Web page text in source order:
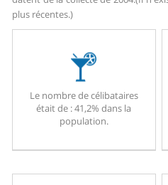
plus récentes.)
Le nombre de célibataires
était de : 41,2% dans la
population.